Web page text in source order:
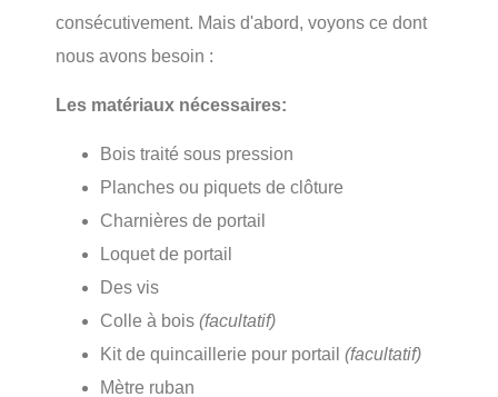
consécutivement. Mais d'abord, voyons ce dont
nous avons besoin :
Les matériaux nécessaires:
Bois traité sous pression
Planches ou piquets de clôture
Charnières de portail
Loquet de portail
Des vis
Colle à bois (facultatif)
Kit de quincaillerie pour portail (facultatif)
Mètre ruban